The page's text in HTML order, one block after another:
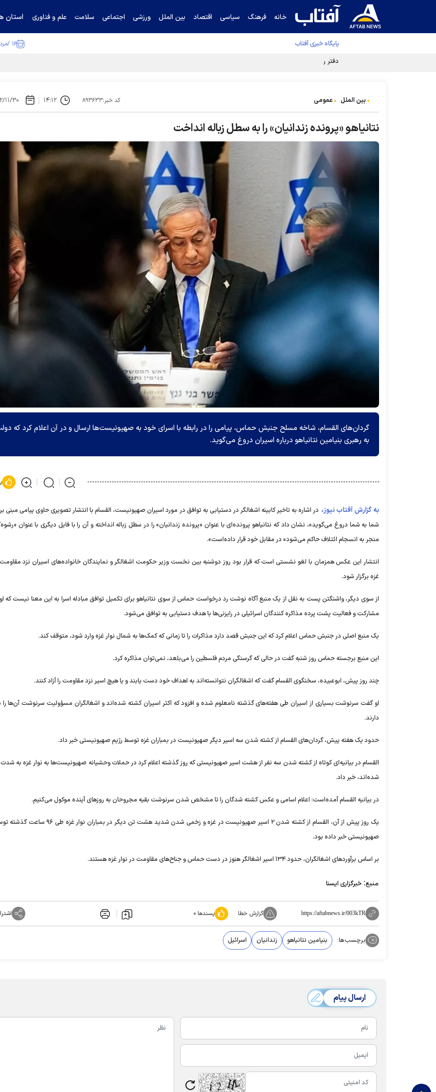
خانه فرهنگ سیاسی اقتصاد بین الملل ورزشی اجتماعی سلامت علم و فناوری استان
پایگاه خبری آفتاب ۱۶ /مرداد /۱۴۰۵
دفتر رهبر انقلاب ادعای خرازی درباره پزشکیان را تکذیب کرد
بین الملل عمومی کد خبر:۸۹۳۶۳۳ ۱۴:۱۲ ۱۴۰۲/
نتانیاهو «پرونده زندانیان» را به سطل زباله انداخت
گردان‌های القسام، شاخه مسلح جنبش حماس، پیامی را در رابطه با اسرای خود به صهیونیست‌ها ارسال و در آن اعلام کرد که
به رهبری بنیامین نتانیاهو درباره اسیران دروغ می‌گوید.
به گزارش آفتاب نیوز، در اشاره به تاخیر کابینه اشغالگر در دستیابی به توافق در مورد اسیران صهیونیست، القسام با انتشار تصویری حاوی پیامی مبنی
شما به شما دروغ می‌گوید»، نشان داد که نتانیاهو پرونده‌ای با عنوان «پرونده زندانیان» را در سطل زباله انداخته و آن را با فایل دیگری با عنوان
منجر به انسجام ائتلاف حاکم می‌شود» در مقابل خود قرار داده‌است».
انتشار این عکس همزمان با لغو نشستی است که قرار بود روز دوشنبه بین نخست وزیر حکومت اشغالگر و نمایندگان خانواده‌های اسیران نزد مقاومت
غزه برگزار شود.
از سوی دیگر، واشنگتن پست به نقل از یک منبع آگاه نوشت رد درخواست حماس از سوی نتانیاهو برای تکمیل توافق مبادله اسرا به این معنا نیست که او
مشارکت و فعالیت پشت پرده مذاکره کنندگان اسرائیلی در رایزنی‌ها با هدف دستیابی به توافق می‌شود.
یک منبع اصلی در جنبش حماس اعلام کرد که این جنبش قصد دارد مذاکرات را تا زمانی که کمک‌ها به شمال نوار غزه وارد شود، متوقف کند.
این منبع برجسته حماس روز شنبه گفت در حالی که گرسنگی مردم فلسطین را می‌بلعد، نمی‌توان مذاکره کرد.
چند روز پیش، ابوعبیده، سخنگوی القسام گفت که اشغالگران نتوانسته‌اند به اهداف خود دست یابند و یا هیچ اسیر نزد مقاومت را آزاد کنند.
او گفت سرنوشت بسیاری از اسیران طی هفته‌های گذشته نامعلوم شده و افزود که اکثر اسیران کشته شده‌اند و اشغالگران مسؤولیت سرنوشت آن‌ها را
دارند.
حدود یک هفته پیش، گردان‌های القسام از کشته شدن سه اسیر دیگر صهیونیست در بمباران غزه توسط رژیم صهیونیستی خبر داد.
القسام در بیانیه‌ای کوتاه از کشته شدن سه نفر از هشت اسیر صهیونیستی که روز گذشته اعلام کرد در حملات وحشیانه صهیونیست‌ها به نوار غزه به
شده‌اند، خبر داد.
در بیانیه القسام آمده‌است: اعلام اسامی و عکس کشته شدگان را تا مشخص شدن سرنوشت بقیه مجروحان به روز‌های آینده موکول می‌کنیم.
یک روز پیش از آن، القسام از کشته شدن ۲ اسیر صهیونیست در غزه و زخمی شدن شدید هشت تن دیگر در
صهیونیستی خبر داده بود.
بر اساس برآورد‌های اشغالگران، حدود ۱۳۴ اسیر اشغالگر هنوز در دست حماس و جناح‌های مقاومت در نوار غزه هستند.
منبع: خبرگزاری ایسنا
https://aftabnews.ir/003kTR گزارش خطا پسندها:۰
برچسب‌ها: بنیامین نتانیاهو زندانیان اسرائیل
ارسال پیام